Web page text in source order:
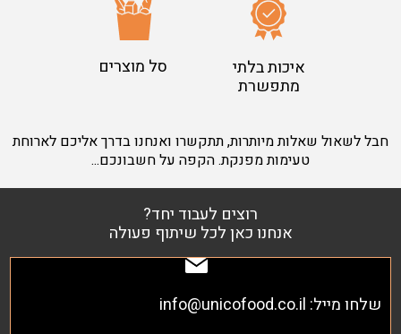
איכות בלתי
מתפשרת
סל מוצרים
חבל לשאול שאלות מיותרות, תתקשרו ואנחנו בדרך אליכם לארוחת
טעימות מפנקת. הקפה על חשבונכם...
רוצים לעבוד יחד?
אנחנו כאן לכל שיתוף פעולה
שלחו מייל: info@unicofood.co.il